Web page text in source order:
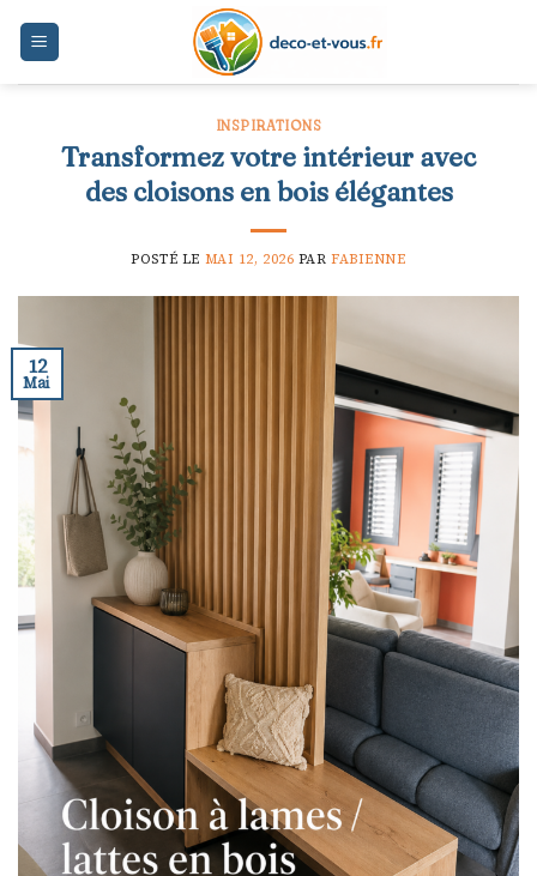
INSPIRATIONS
Transformez votre intérieur avec
des cloisons en bois élégantes
POSTÉ LE MAI 12, 2026 PARFABIENNE
12
Mai